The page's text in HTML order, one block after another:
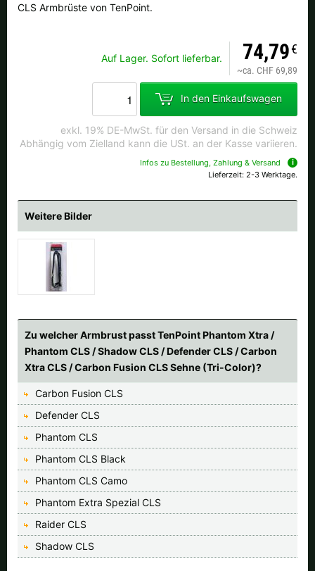
CLS Armbrüste von TenPoint.
Auf Lager. Sofort lieferbar. 74,79€
~ca. CHF 69,89
In den Einkaufswagen
exkl. 19% DE-MwSt. für den Versand in die Schweiz
Abhängig vom Zielland kann die USt. an der Kasse variieren.
Infos zu Bestellung, Zahlung & Versand
Lieferzeit: 2-3 Werktage.
Weitere Bilder
Zu welcher Armbrust passt TenPoint Phantom Xtra /
Phantom CLS / Shadow CLS / Defender CLS / Carbon
Xtra CLS / Carbon Fusion CLS Sehne (Tri-Color)?
Carbon Fusion CLS
Defender CLS
Phantom CLS
Phantom CLS Black
Phantom CLS Camo
Phantom Extra Spezial CLS
Raider CLS
Shadow CLS